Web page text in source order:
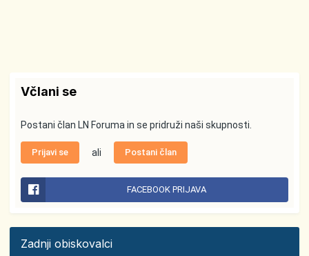
Včlani se
Postani član LN Foruma in se pridruži naši skupnosti.
Prijavi se ali Postani član
FACEBOOK PRIJAVA
Zadnji obiskovalci